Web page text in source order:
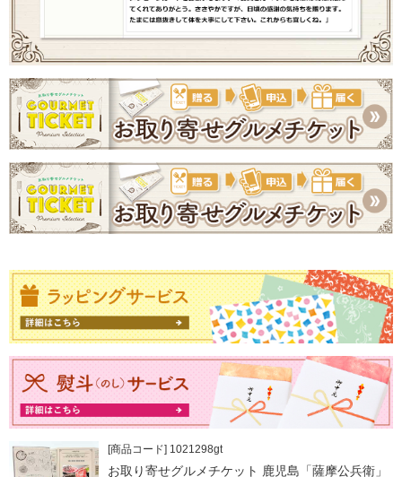
[商品コード] 1021298gt
お取り寄せグルメチケット 鹿児島「薩摩公兵衛」